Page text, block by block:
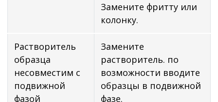
Замените фритту или
колонку.
Растворитель
образца
несовместим с
подвижной
фазой
Замените
растворитель. по
возможности вводите
образцы в подвижной
фазе.